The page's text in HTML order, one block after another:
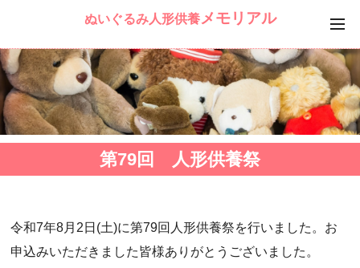
ぬいぐるみ人形供養メモリアル
第79回 人形供養祭
令和7年8月2日(土)に第79回人形供養祭を行いました。お
申込みいただきました皆様ありがとうございました。